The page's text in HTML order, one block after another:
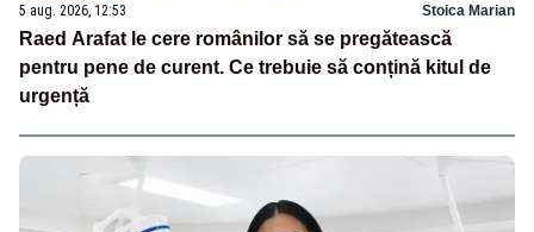
5 aug. 2026, 12:53 Stoica Marian
Raed Arafat le cere românilor să se pregătească
pentru pene de curent. Ce trebuie să conțină kitul de
urgență